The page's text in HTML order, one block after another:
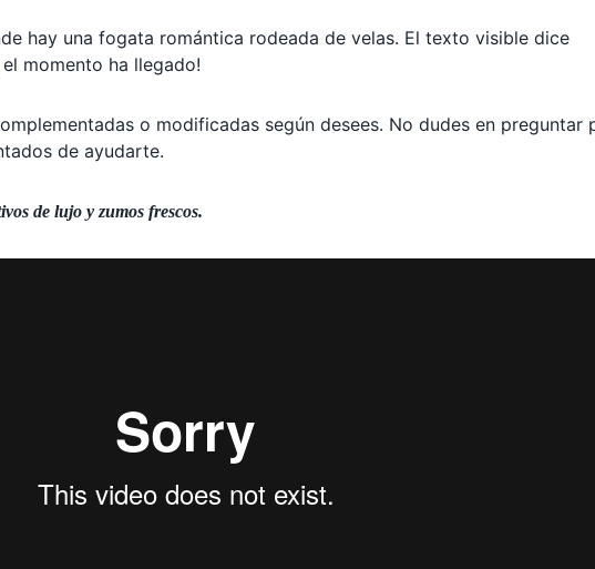
hay una fogata romántica rodeada de velas. El texto visible dice
el momento ha llegado!
o modificadas según desees. No dudes en preguntar
de ayudarte.
de lujo y zumos frescos.